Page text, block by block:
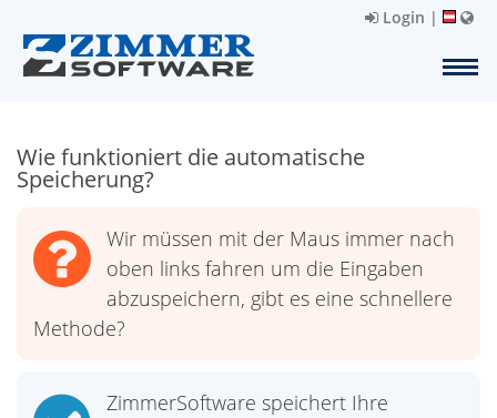
Login |
Wie funktioniert die automatische
Speicherung?
Wir müssen mit der Maus immer nach
oben links fahren um die Eingaben
abzuspeichern, gibt es eine schnellere
Methode?
ZimmerSoftware speichert Ihre